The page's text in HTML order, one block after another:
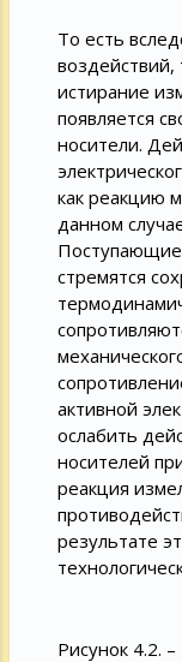
То есть
воздействий,
истирание
появляется
носители.
как реакцию
данном
стремятся
активной
ослабить
носителей
реакция
результате
Рисунок 4.2.